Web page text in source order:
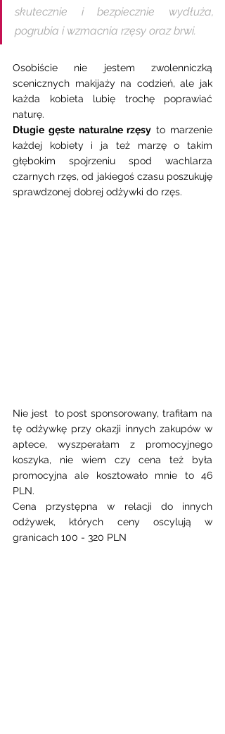
skutecznie i bezpiecznie wydłuża,
pogrubia i wzmacnia rzęsy oraz brwi.
Osobiście nie jestem zwolenniczką
scenicznych makijaży na codzień, ale jak
każda kobieta lubię trochę poprawiać
naturę.
Długie gęste naturalne rzęsy to marzenie
każdej kobiety i ja też marzę o takim
głębokim spojrzeniu spod wachlarza
czarnych rzęs, od jakiegoś czasu poszukuję
sprawdzonej dobrej odżywki do rzęs.
Nie jest  to post sponsorowany, trafiłam na
tę odżywkę przy okazji innych zakupów w
aptece, wyszperałam z promocyjnego
koszyka, nie wiem czy cena też była
promocyjna ale kosztowało mnie to 46
PLN.
Cena przystępna w relacji do innych
odżywek, których ceny oscylują w
granicach 100 - 320 PLN